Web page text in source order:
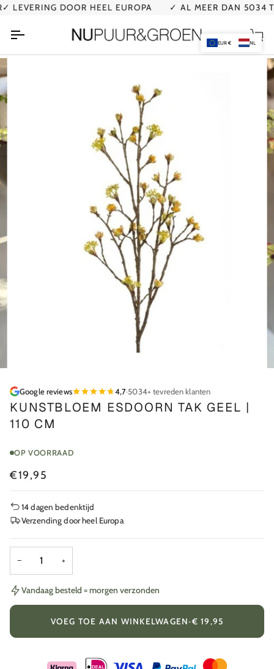
Ga
inhoud
DOOR HEEL EUROPA ✓ AL MEER DAN 5034
Google reviews 4,7·5034+ tevreden klanten
KUNSTBLOEM ESDOORN TAK GEEL |
110 CM
OP VOORRAAD
€19,95
14 dagen bedenktijd
Verzending door heel Europa
− +
Vandaag besteld = morgen verzonden
VOEG TOE AAN WINKELWAGEN•€ 19,95
EUR € NL